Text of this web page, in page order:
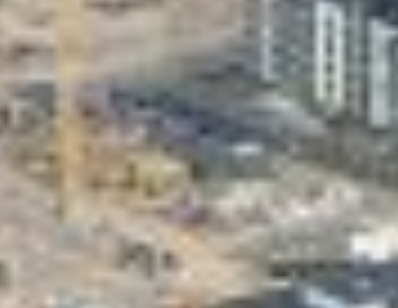
Valon Kaupunki
Lasten Lysti & LystiKylä-festivaali
Ohje
English